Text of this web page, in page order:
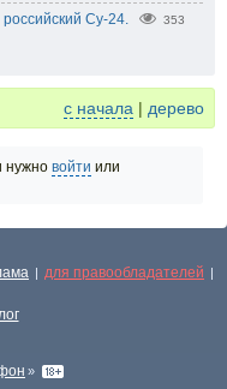
Су-24. 353
с начала | дерево
нужно войти или
| для правообладателей |
»